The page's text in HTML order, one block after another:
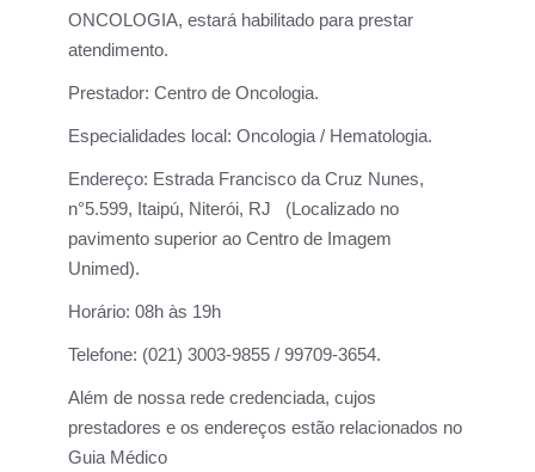
ONCOLOGIA, estará habilitado para prestar
atendimento.
Prestador: Centro de Oncologia.
Especialidades local: Oncologia / Hematologia.
Endereço: Estrada Francisco da Cruz Nunes,
n°5.599, Itaipú, Niterói, RJ (Localizado no
pavimento superior ao Centro de Imagem
Unimed).
Horário: 08h às 19h
Telefone: (021) 3003-9855 / 99709-3654.
Além de nossa rede credenciada, cujos
prestadores e os endereços estão relacionados no
Guia Médico